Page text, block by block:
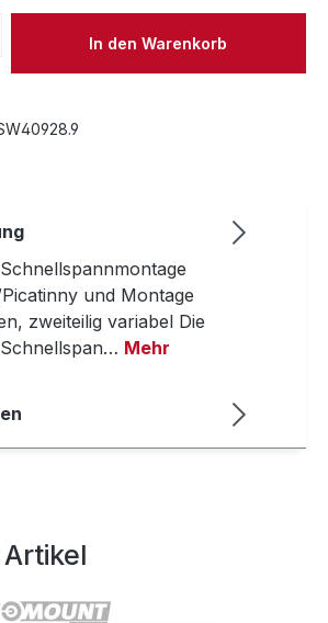
Gib den
In den Warenkorb
und Montage
zweiteilig variabel Die
Mehr